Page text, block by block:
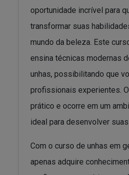
oportunidade incrível para
transformar suas
mundo da beleza. Este
ensina técnicas modernas
unhas, possibilitando que
profissionais experientes.
prático e ocorre em um
ideal para desenvolver
Com o curso de unhas em
apenas adquire